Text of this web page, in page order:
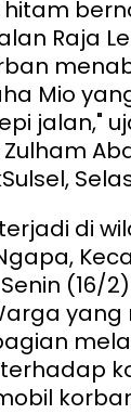
Raja
Mio
jalan,"
di
(16/